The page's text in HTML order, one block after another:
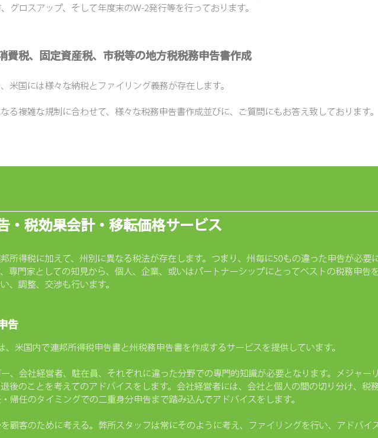
グロスアップ、そして年度末のW-2発行等を行っております。
費税、固定資産税、市税等の地方税税務申告書作成
米国には様々な納税とファイリング義務が存在します。
る複雑な規制に合わせて、様々な税務申告書作成並びに、ご質問にもお答え致しております。
・税効果会計・移転価格サービス
所得税に加えて、州別に異なる税法が存在します。つまり、州毎に50もの違った申告が必要
専門家としての知見から、 個人、企業、或いはパートナーシップにとってベストの税務申告
、調整、交渉も行います。
告
、米国内で連邦所得税申告書と州税務申告書を作成するサービスを提供しています。
、会社経営者、駐在員、それぞれに違った分野での専門的知識が必要となります。メジャー
後のことを考えてのアドバイスをします。会社経営者には、会社と個人の間の切り分け、税
帰任のタイミングでの二重身分申告まで踏み込んでアドバイスをします。
顧客のために考える。弊所スタッフは常にそのように考え、ファイリングを行い、アドバイ